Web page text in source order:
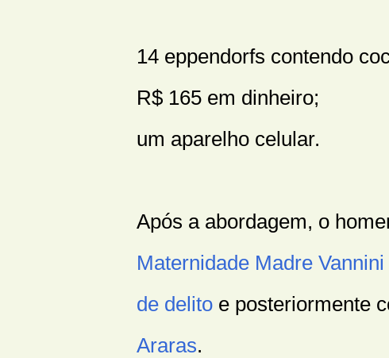
14 eppendorfs contendo
R$ 165 em dinheiro;
um aparelho celular.
Após a abordagem, o
Maternidade Madre Vannini
de delito e posteriormente
Araras.